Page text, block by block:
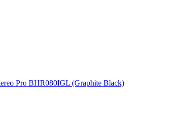
Pro BHR080IGL (Graphite Black)